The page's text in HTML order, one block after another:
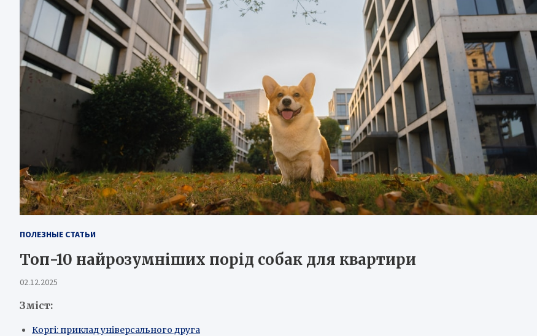
ПОЛЕЗНЫЕ СТАТЬИ
Топ-10 найрозумніших порід собак для квартири
02.12.2025
Зміст:
Коргі: приклад універсального друга